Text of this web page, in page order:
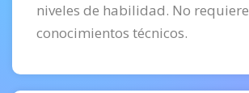
niveles de habilidad. No requiere
conocimientos técnicos.